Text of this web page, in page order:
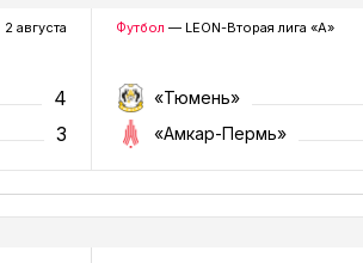
2 августа
4
3
Футбол — LEON-Вторая лига «А»
«Тюмень»
«Амкар-Пермь»